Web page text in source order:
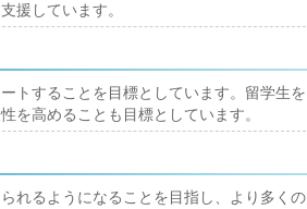
援しています。
トすることを目標としています。留学生を
を高めることも目標としています。
れるようになることを目指し、より多くの